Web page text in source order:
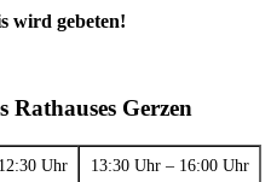
wird gebeten!
Rathauses Gerzen
Uhr 13:30 Uhr – 16:00 Uhr